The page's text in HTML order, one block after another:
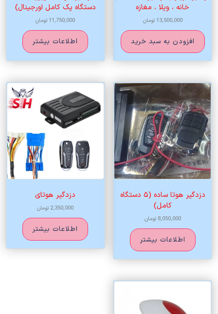
خانه ، ویلا ، مغازه
13,500,000 تومان
افزودن به سبد خرید
دستگاه پک کامل اورجینال)
11,750,000 تومان
اطلاعات بیشتر
دزدگیر هوتا ساده (۵ دستگاه
کامل)
8,050,000 تومان
اطلاعات بیشتر
دزدگیر هوتای
2,350,000 تومان
اطلاعات بیشتر